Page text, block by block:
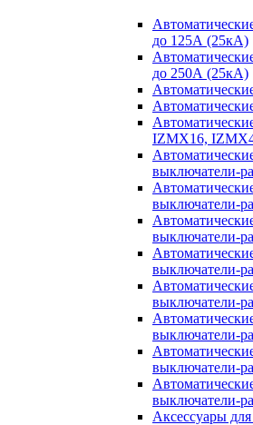
до 125А (25кА)
до 250А (25кА)
IZMX16,
выключатели-
выключатели-
выключатели-
выключатели-
выключатели-
выключатели-
выключатели-
выключатели-
Аксессуары